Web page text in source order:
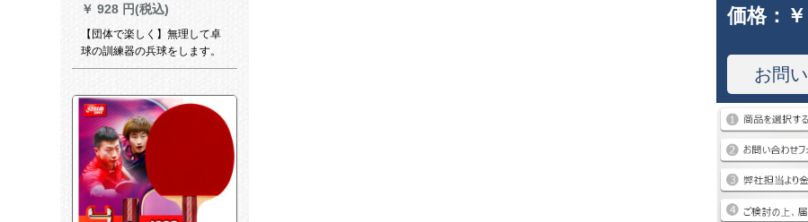
￥ 928 円(税込)
【団体で楽しく】無理して卓
球の訓練器の兵球をします。
家で近視防止科学技術を支援
い金属に立って、ラットのセ
クトがあります。
価格：
お問